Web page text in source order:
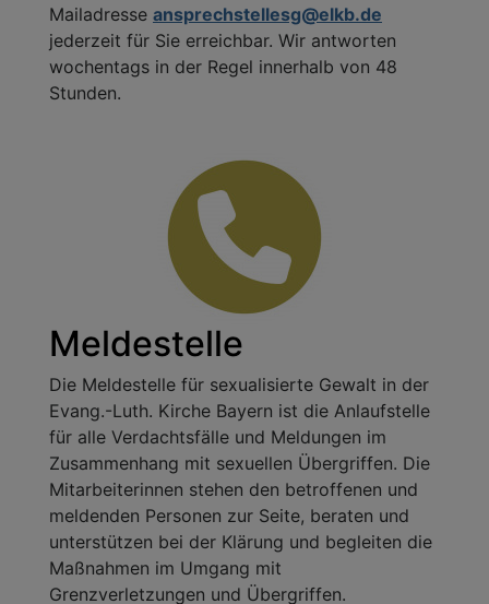
Mailadresse ansprechstellesg@elkb.de
jederzeit für Sie erreichbar. Wir antworten
wochentags in der Regel innerhalb von 48
Stunden.
Meldestelle
Die Meldestelle für sexualisierte Gewalt in der
Evang.-Luth. Kirche Bayern ist die Anlaufstelle
für alle Verdachtsfälle und Meldungen im
Zusammenhang mit sexuellen Übergriffen. Die
Mitarbeiterinnen stehen den betroffenen und
meldenden Personen zur Seite, beraten und
unterstützen bei der Klärung und begleiten die
Maßnahmen im Umgang mit
Grenzverletzungen und Übergriffen.